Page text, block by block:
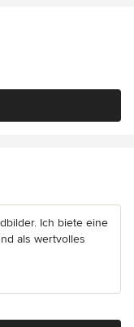
Ich biete eine
als wertvolles